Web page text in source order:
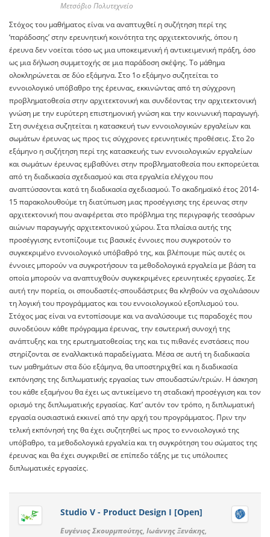
Μετσόβιο Πολυτεχνείο
Στόχος του μαθήματος είναι να αναπτυχθεί η συζήτηση περί της
‘παράδοσης’ στην ερευνητική κοινότητα της αρχιτεκτονικής, όπου η
έρευνα δεν νοείται τόσο ως μια υποκειμενική ή αντικειμενική πράξη, όσο
ως μια δήλωση συμμετοχής σε μια παράδοση σκέψης. Το μάθημα
ολοκληρώνεται σε δύο εξάμηνα. Στο 1ο εξάμηνο συζητείται το
εννοιολογικό υπόβαθρο της έρευνας, εκκινώντας από τη σύγχρονη
προβληματοθεσία στην αρχιτεκτονική και συνδέοντας την αρχιτεκτονική
γνώση με την ευρύτερη επιστημονική γνώση και την κοινωνική παραγωγή.
Στη συνέχεια συζητείται η κατασκευή των εννοιολογικών εργαλείων και
σωμάτων έρευνας ως προς τις σύγχρονες ερευνητικές προθέσεις. Στο 2ο
εξάμηνο η συζήτηση περί της κατασκευής των εννοιολογικών εργαλείων
και σωμάτων έρευνας εμβαθύνει στην προβληματοθεσία που εκπορεύεται
από τη διαδικασία σχεδιασμού και στα εργαλεία ελέγχου που
αναπτύσσονται κατά τη διαδικασία σχεδιασμού. Το ακαδημαϊκό έτος 2014-
15 παρακολουθούμε τη διατύπωση μιας προσέγγισης της έρευνας στην
αρχιτεκτονική που αναφέρεται στο πρόβλημα της περιγραφής τεσσάρων
αιώνων παραγωγής αρχιτεκτονικού χώρου. Στα πλαίσια αυτής της
προσέγγισης εντοπίζουμε τις βασικές έννοιες που συγκροτούν το
συγκεκριμένο εννοιολογικό υπόβαθρό της, και βλέπουμε πώς αυτές οι
έννοιες μπορούν να συγκροτήσουν τα μεθοδολογικά εργαλεία με βάση τα
οποία μπορούν να αναπτυχθούν συγκεκριμένες ερευνητικές εργασίες. Σε
αυτή την πορεία, οι σπουδαστές-σπουδάστριες θα κληθούν να σχολιάσουν
τη λογική του προγράμματος και του εννοιολογικού εξοπλισμού του.
Στόχος μας είναι να εντοπίσουμε και να αναλύσουμε τις παραδοχές που
συνοδεύουν κάθε πρόγραμμα έρευνας, την εσωτερική συνοχή της
ανάπτυξης και της ερωτηματοθεσίας της και τις πιθανές ενστάσεις που
στηρίζονται σε εναλλακτικά παραδείγματα. Μέσα σε αυτή τη διαδικασία
των μαθημάτων στα δύο εξάμηνα, θα υποστηριχθεί και η διαδικασία
εκπόνησης της διπλωματικής εργασίας των σπουδαστών/τριών. Η άσκηση
του κάθε εξαμήνου θα έχει ως αντικείμενο τη σταδιακή προσέγγιση και τον
ορισμό της διπλωματικής εργασίας. Κατ’ αυτόν τον τρόπο, η διπλωματική
εργασία ουσιαστικά εκκινεί από την αρχή του προγράμματος. Πριν την
τελική εκπόνησή της θα έχει συζητηθεί ως προς το εννοιολογικό της
υπόβαθρο, τα μεθοδολογικά εργαλεία και τη συγκρότηση του σώματος της
έρευνας και θα έχει συγκριθεί σε επίπεδο τάξης με τις υπόλοιπες
διπλωματικές εργασίες.
Studio V - Product Design I [Open]
Ευγένιος Σκουρμπούτης, Ιωάννης Ξενάκης,